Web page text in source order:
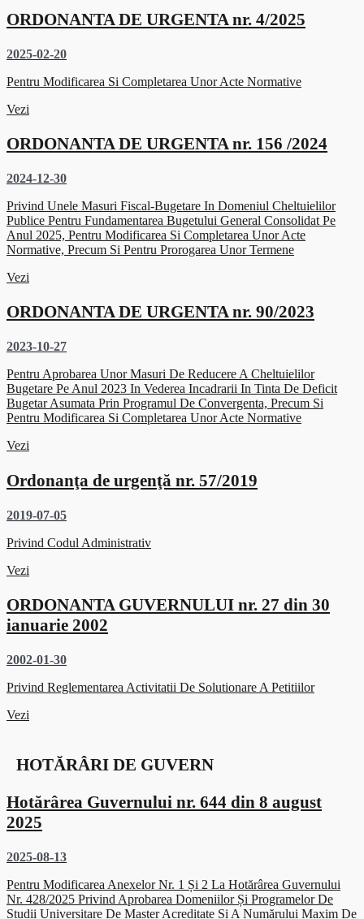
ORDONANTA DE URGENTA nr. 4/2025
2025-02-20
Pentru Modificarea Si Completarea Unor Acte Normative
Vezi
ORDONANTA DE URGENTA nr. 156 /2024
2024-12-30
Privind Unele Masuri Fiscal-Bugetare In Domeniul Cheltuielilor
Publice Pentru Fundamentarea Bugetului General Consolidat Pe
Anul 2025, Pentru Modificarea Si Completarea Unor Acte
Normative, Precum Si Pentru Prorogarea Unor Termene
Vezi
ORDONANTA DE URGENTA nr. 90/2023
2023-10-27
Pentru Aprobarea Unor Masuri De Reducere A Cheltuielilor
Bugetare Pe Anul 2023 In Vederea Incadrarii In Tinta De Deficit
Bugetar Asumata Prin Programul De Convergenta, Precum Si
Pentru Modificarea Si Completarea Unor Acte Normative
Vezi
Ordonanţa de urgenţă nr. 57/2019
2019-07-05
Privind Codul Administrativ
Vezi
ORDONANTA GUVERNULUI nr. 27 din 30
ianuarie 2002
2002-01-30
Privind Reglementarea Activitatii De Solutionare A Petitiilor
Vezi
HOTĂRÂRI DE GUVERN
Hotărârea Guvernului nr. 644 din 8 august
2025
2025-08-13
Pentru Modificarea Anexelor Nr. 1 Și 2 La Hotărârea Guvernului
Nr. 428/2025 Privind Aprobarea Domeniilor Și Programelor De
Studii Universitare De Master Acreditate Și A Numărului Maxim De